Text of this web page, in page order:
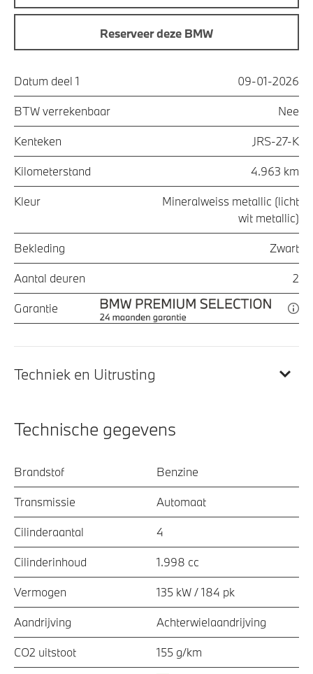
Reserveer deze BMW
Datum deel 1 09-01-2026
BTW verrekenbaar Nee
Kenteken JRS-27-K
Kilometerstand 4.963 km
Kleur
Mineralweiss metallic (licht
wit metallic)
Bekleding Zwart
Aantal deuren 2
Garantie
Techniek en Uitrusting
Technische gegevens
Brandstof Benzine
Transmissie Automaat
Cilinderaantal 4
Cilinderinhoud 1.998 cc
Vermogen 135 kW / 184 pk
Aandrijving Achterwielaandrijving
CO2 uitstoot 155 g/km